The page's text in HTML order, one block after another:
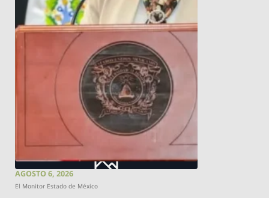
AGOSTO 6, 2026
El Monitor Estado de México